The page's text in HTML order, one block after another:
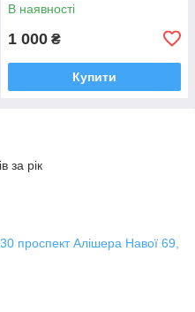
В наявності
1 000 ₴
Купити
за рік
проспект Алішера Навої 69,